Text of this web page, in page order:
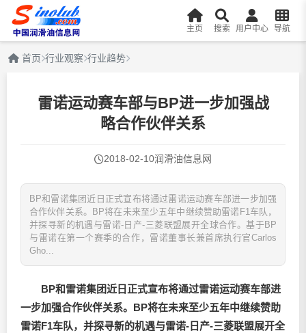
主页 搜索 用户中心 导航
首页 行业观察 行业趋势
雷诺运动赛车部与BP进一步加强战
略合作伙伴关系
2018-02-10润滑油信息网
BP和雷诺集团近日正式宣布将通过雷诺运动赛车部进一步加强
合作伙伴关系。BP将在未来至少五年中继续赞助雷诺F1车队，
并探寻新的机遇与雷诺-日产-三菱联盟展开全球合作。基于BP
与雷诺在第一个赛季的合作，雷诺董事长兼首席执行官Carlos
Gho...
BP和雷诺集团近日正式宣布将通过雷诺运动赛车部进
一步加强合作伙伴关系。 BP将在未来至少五年中继续赞助
雷诺F1车队，并探寻新的机遇与雷诺- 日产-三菱联盟展开全